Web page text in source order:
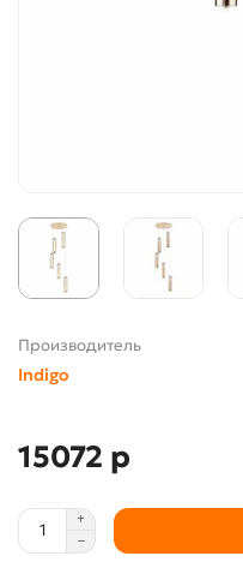
Производитель
Indigo
15072 р